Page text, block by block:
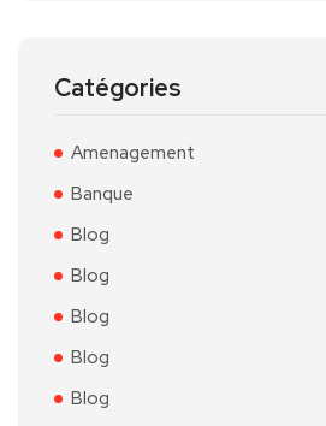
Catégories
Amenagement
Banque
Blog
Blog
Blog
Blog
Blog